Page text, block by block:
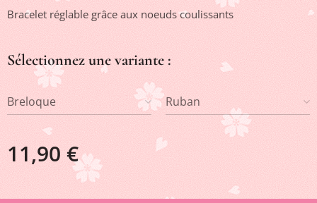
Bracelet réglable grâce aux noeuds coulissants
Sélectionnez une variante :
Breloque Ruban
11,90 €